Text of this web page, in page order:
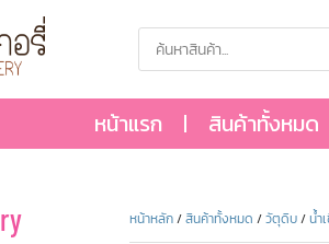
หน้าแรก สินค้าทั้งหมด
หน้าหลัก/สินค้าทั้งหมด /วัตุดิบ/น้ำ